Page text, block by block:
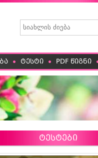
ტესტი PDF წიგნი
ტესტები